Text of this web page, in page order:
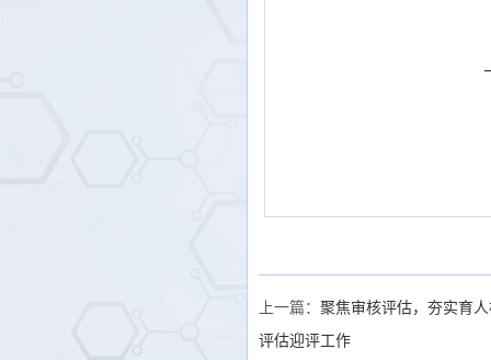
上一篇： 聚焦审核评估，夯实育
评估迎评工作